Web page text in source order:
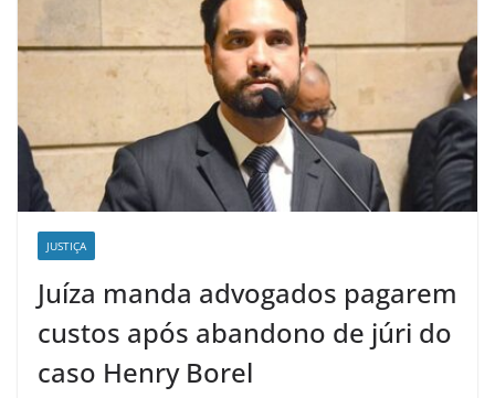
JUSTIÇA
Juíza manda advogados pagarem
custos após abandono de júri do
caso Henry Borel